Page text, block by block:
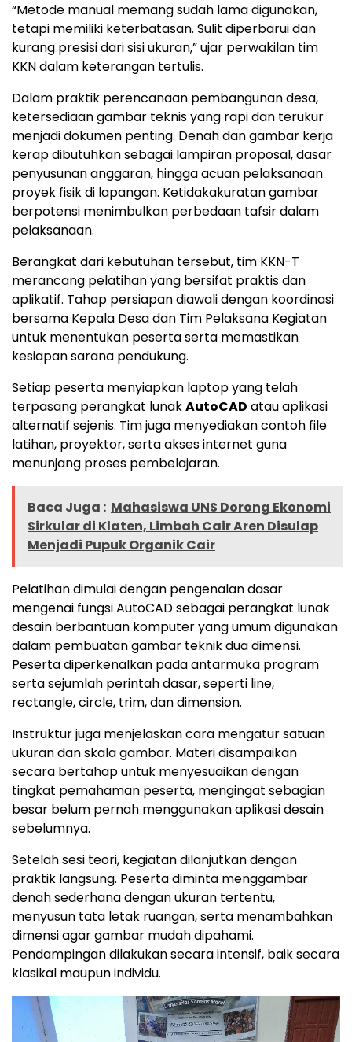
“Metode manual memang sudah lama digunakan,
tetapi memiliki keterbatasan. Sulit diperbarui dan
kurang presisi dari sisi ukuran,” ujar perwakilan tim
KKN dalam keterangan tertulis.
Dalam praktik perencanaan pembangunan desa,
ketersediaan gambar teknis yang rapi dan terukur
menjadi dokumen penting. Denah dan gambar kerja
kerap dibutuhkan sebagai lampiran proposal, dasar
penyusunan anggaran, hingga acuan pelaksanaan
proyek fisik di lapangan. Ketidakakuratan gambar
berpotensi menimbulkan perbedaan tafsir dalam
pelaksanaan.
Berangkat dari kebutuhan tersebut, tim KKN-T
merancang pelatihan yang bersifat praktis dan
aplikatif. Tahap persiapan diawali dengan koordinasi
bersama Kepala Desa dan Tim Pelaksana Kegiatan
untuk menentukan peserta serta memastikan
kesiapan sarana pendukung.
Setiap peserta menyiapkan laptop yang telah
terpasang perangkat lunakAutoCAD atau aplikasi
alternatif sejenis. Tim juga menyediakan contoh file
latihan, proyektor, serta akses internet guna
menunjang proses pembelajaran.
Baca Juga : Mahasiswa UNS Dorong Ekonomi
Sirkular di Klaten, Limbah Cair Aren Disulap
Menjadi Pupuk Organik Cair
Pelatihan dimulai dengan pengenalan dasar
mengenai fungsi AutoCAD sebagai perangkat lunak
desain berbantuan komputer yang umum digunakan
dalam pembuatan gambar teknik dua dimensi.
Peserta diperkenalkan pada antarmuka program
serta sejumlah perintah dasar, seperti line,
rectangle, circle, trim, dan dimension.
Instruktur juga menjelaskan cara mengatur satuan
ukuran dan skala gambar. Materi disampaikan
secara bertahap untuk menyesuaikan dengan
tingkat pemahaman peserta, mengingat sebagian
besar belum pernah menggunakan aplikasi desain
sebelumnya.
Setelah sesi teori, kegiatan dilanjutkan dengan
praktik langsung. Peserta diminta menggambar
denah sederhana dengan ukuran tertentu,
menyusun tata letak ruangan, serta menambahkan
dimensi agar gambar mudah dipahami.
Pendampingan dilakukan secara intensif, baik secara
klasikal maupun individu.